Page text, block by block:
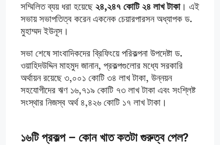
সম্মিলিত ব্যয় ধরা হয়েছে ২৪,২৪৭ কোটি ২৪ লাখ টাকা। এই
সভায় সভাপতিত্ব করেন একনেক চেয়ারপারসন অধ্যাপক ড.
মুহাম্মদ ইউনূস।
সভা শেষে সাংবাদিকদের ব্রিফিংয়ে পরিকল্পনা উপদেষ্টা ড.
ওয়াহিদউদ্দিন মাহমুদ জানান, প্রকল্পগুলোর মধ্যে সরকারি
অর্থায়ন রয়েছে ৩,০০১ কোটি ৩৪ লাখ টাকা, উন্নয়ন
সহযোগীদের ঋণ ১৬,৭১৯ কোটি ৭৩ লাখ টাকা এবং সংশ্লিষ্ট
সংস্থার নিজস্ব অর্থ ৪,৪২৬ কোটি ১৭ লাখ টাকা।
১৬টি প্রকল্প – কোন খাত কতটা গুরুত্ব পেল?